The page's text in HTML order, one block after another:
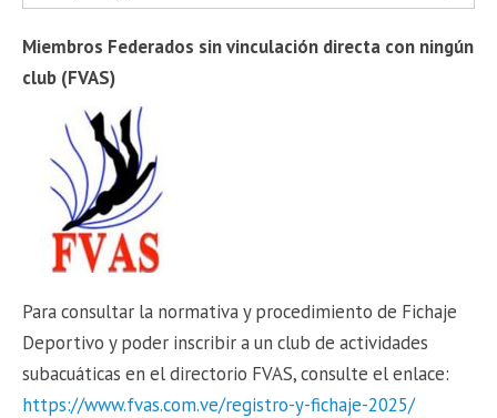
Miembros Federados sin vinculación directa con ningún
club (FVAS)
Para consultar la normativa y procedimiento de Fichaje
Deportivo y poder inscribir a un club de actividades
subacuáticas en el directorio FVAS, consulte el enlace:
https://www.fvas.com.ve/registro-y-fichaje-2025/